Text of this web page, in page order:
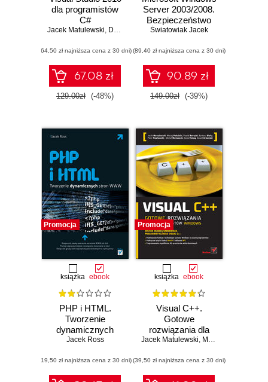
dla programistów
C#
Jacek Matulewski, Dawid Borycki ,Mateusz Warczak
(64,50 zł najniższa cena z 30 dni)
67.08 zł
129.00zł (-48%)
Server 2003/2008.
Bezpieczeństwo
środowiska z
Forefront Security
Światowiak Jacek
(89,40 zł najniższa cena z 30 dni)
90.89 zł
149.00zł (-39%)
Promocja
książka ebook
PHP i HTML.
Tworzenie
dynamicznych
stron WWW
Jacek Ross
(19,50 zł najniższa cena z 30 dni)
Promocja
książka ebook
Visual C++.
Gotowe
rozwiązania dla
programistów
Jacek Matulewski, Maciej Pakulski
(39,50 zł najniższa cena z 30 dni)